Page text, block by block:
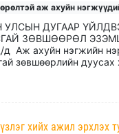
аж ахуйн
УЛСЫН ДУГААР
ЗӨВШӨӨРӨЛ
Аж ахуйн нэгжийн
зөвшөөрлийн
хийх ажил эрхлэх